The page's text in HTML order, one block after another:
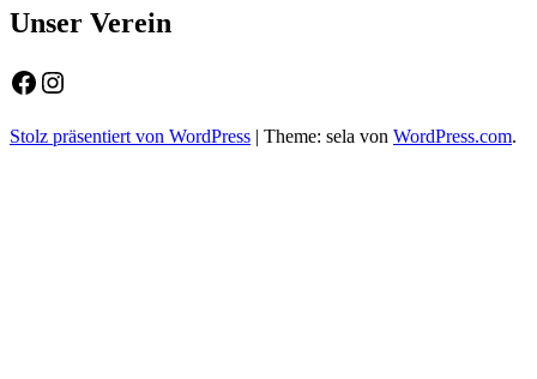
Unser Verein
Facebook
Instagram
Stolz präsentiert von WordPress | Theme: sela von WordPress.com.